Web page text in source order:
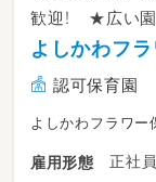
歓迎！ ★広い
よしかわフ
認可保育園
よしかわフラワー
雇用形態
正社員